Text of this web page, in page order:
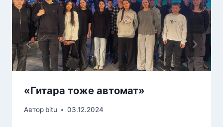
«Гитара тоже автомат»
Автор bitu 03.12.2024